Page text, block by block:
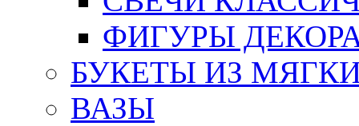
ФИГУРЫ
БУКЕТЫ ИЗ
ВАЗЫ